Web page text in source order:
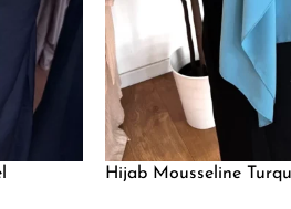
Hijab Mousseline